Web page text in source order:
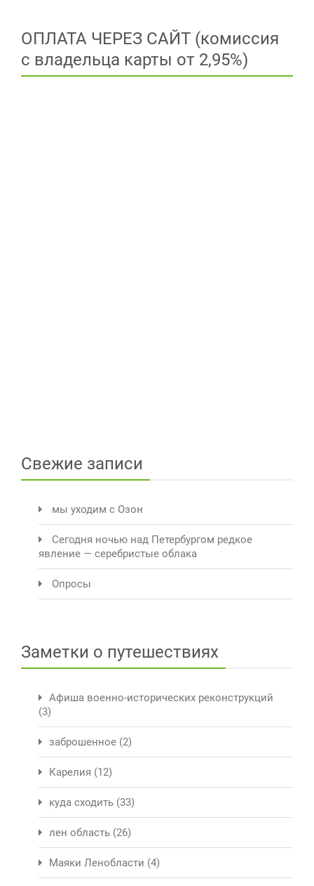
ОПЛАТА ЧЕРЕЗ САЙТ (комиссия
с владельца карты от 2,95%)
Свежие записи
мы уходим с Озон
Сегодня ночью над Петербургом редкое
явление — серебристые облака
Опросы
Заметки о путешествиях
Афиша военно-исторических реконструкций
(3)
заброшенное (2)
Карелия (12)
куда сходить (33)
лен область (26)
Маяки Ленобласти (4)